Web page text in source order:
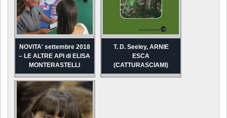
NOVITA' settembre 2018
– LE ALTRE API di ELISA
MONTERASTELLI
T. D. Seeley, ARNIE
ESCA
(CATTURASCIAMI)